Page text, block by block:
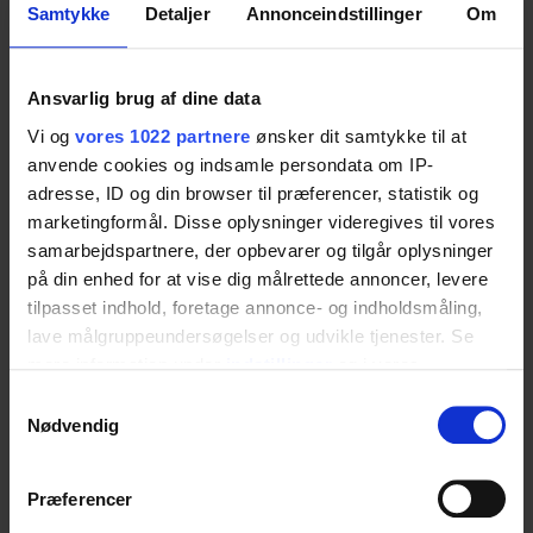
Samtykke Detaljer Annonceindstillinger Om
Ansvarlig brug af dine data
Vi og vores 1022 partnere ønsker dit samtykke til at
anvende cookies og indsamle persondata om IP-
adresse, ID og din browser til præferencer, statistik og
marketingformål. Disse oplysninger videregives til vores
samarbejdspartnere, der opbevarer og tilgår oplysninger
på din enhed for at vise dig målrettede annoncer, levere
tilpasset indhold, foretage annonce- og indholdsmåling,
lave målgruppeundersøgelser og udvikle tjenester. Se
tilbage eller ændre indstillinger fra vores
"Cookiedeklaration", eller ved at trykke på "Privacy
Nødvendig
Præferencer
gångförmåga. Det enkla justeringssystemet gör
det möjligt att ofta anpassa tvättstället för olika
användare och assistenter. Det sidleds
justerbara området är 35 cm.
Specifikationer
Artikelnr
Ropox sidjustering för Support-tvättställ är ett